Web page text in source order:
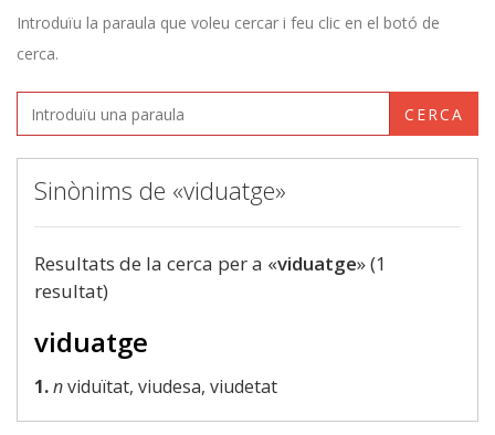
Introduïu la paraula que voleu cercar i feu clic en el botó de
cerca.
CERCA
Sinònims de «viduatge»
Resultats de la cerca per a «viduatge» (1
resultat)
viduatge
1.nviduïtat, viudesa, viudetat